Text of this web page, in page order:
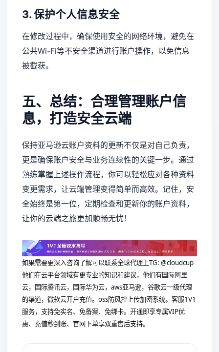
3. 保护个人信息安全
在修改过程中，确保使用安全的网络环境，避免在
公共Wi-Fi等不安全渠道进行账户操作，以免信息
被截获。
五、总结：合理管理账户信
息，打造安全云端
保持亚马逊云账户资料的更新不仅是对自己负责，
更是确保账户安全与业务连续性的关键一步。通过
熟练掌握上述操作流程，你可以轻松应对各种资料
变更需求，让云端管理变得简单而高效。记住，安
全始终是第一位，定期检查和更新你的账户资料，
让你的云端之旅更加顺畅无忧！
如果需要更深入咨询了解可以联系全球代理上TG: @cloudcup
他们在云平台领域有更专业的知识和建议，他们有国际阿里
云，国际腾讯云，国际华为云，aws亚马逊，谷歌云一级代理
的渠道，微软云开户充值。oss防风控上传加密系统。客服1V1
服务，支持免实名、免备案、免绑卡。开通即享专属VIP优
惠、充值秒到账、官网下单享双重售后支持。